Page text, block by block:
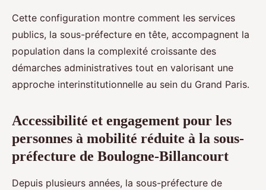
Cette configuration montre comment les services
publics, la sous-préfecture en tête, accompagnent la
population dans la complexité croissante des
démarches administratives tout en valorisant une
approche interinstitutionnelle au sein du Grand Paris.
Accessibilité et engagement pour les
personnes à mobilité réduite à la sous-
préfecture de Boulogne-Billancourt
Depuis plusieurs années, la sous-préfecture de